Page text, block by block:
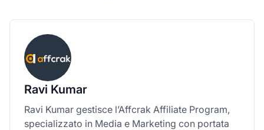
Ravi Kumar
Ravi Kumar gestisce l’Affcrak Affiliate Program,
specializzato in Media e Marketing con portata